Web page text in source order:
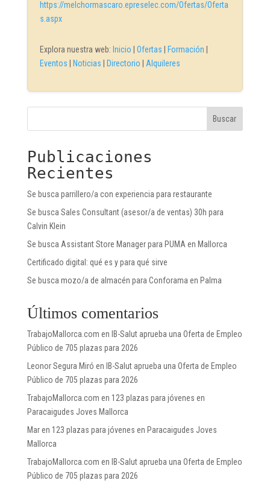
https://melchormascaro.epreselec.com/Ofertas/Oferta
s.aspx
Explora nuestra web: Inicio Ofertas Formación
Eventos
Noticias Directorio Alquileres
Buscar
Publicaciones
Recientes
Se busca parrillero/a con experiencia para restaurante
Se busca Sales Consultant (asesor/a de ventas) 30h para
Calvin Klein
Se busca Assistant Store Manager para PUMA en Mallorca
Certificado digital: qué es y para qué sirve
Se busca mozo/a de almacén para Conforama en Palma
Últimos comentarios
TrabajoMallorca.com en IB-Salut aprueba una Oferta de Empleo
Público de 705 plazas para 2026
Leonor Segura Miró en IB-Salut aprueba una Oferta de Empleo
Público de 705 plazas para 2026
TrabajoMallorca.com en 123 plazas para jóvenes en
Paracaigudes Joves Mallorca
Maren 123 plazas para jóvenes en Paracaigudes Joves
Mallorca
TrabajoMallorca.com en IB-Salut aprueba una Oferta de Empleo
Público de 705 plazas para 2026